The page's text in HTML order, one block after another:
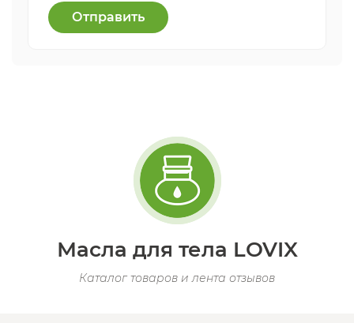
Отправить
Масла для тела LOVIX
Каталог товаров и лента отзывов